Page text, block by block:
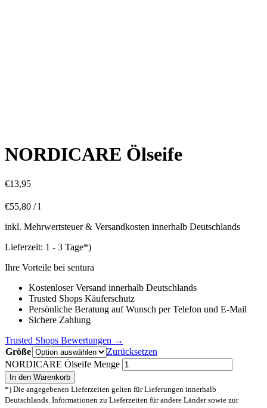
NORDICARE Ölseife
€13,95
€55,80 /l
inkl. Mehrwertsteuer & Versandkosten innerhalb Deutschlands
Lieferzeit: 1 - 3 Tage*)
Ihre Vorteile bei sentura
Kostenloser Versand innerhalb Deutschlands
Trusted Shops Käuferschutz
Persönliche Beratung auf Wunsch per Telefon und E-Mail
Sichere Zahlung
Trusted Shops Bewertungen →
Größe
Zurücksetzen
NORDICARE Ölseife Menge
In den Warenkorb
*) Die angegebenen Lieferzeiten gelten für Lieferungen innerhalb
Deutschlands. Informationen zu Lieferzeiten für andere Länder sowie zur